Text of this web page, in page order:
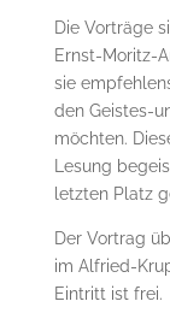
Die Vorträge
Ernst-Moritz-
sie
den Geistes-
möchten.
Lesung
letzten Platz
Der Vortrag
im Alfried-
Eintritt ist frei.